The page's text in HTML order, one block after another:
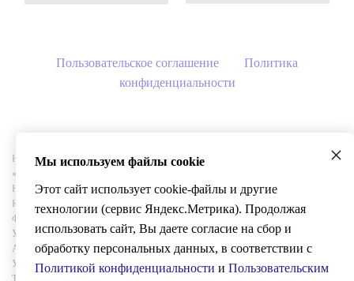
Пользовательское соглашение
Политика
конфиденциальности
Наименование предприятия(полное): Общество с ограниченной ответственностью
«АКАДЕМИЯ ПЛАСТМАСС»
Наименование предприятия (сокращенное): ООО «АКАДЕМИЯ ПЛАСТМАСС»
Юридический адрес: 603000, г. Нижний Новгород, ул. Ульянова д.7 помещ.П2
Фактический адрес: 603000, г. Нижний Новгород, ул. Ульянова д.7 помещ.П2
Учебно-производственный центр «Академия пластмасс»
Адрес места образовательной деятельности: 603000, г. Нижний Новгород, ул.
Ульянова д.7 помещ.П2 Учебно-производственный центр «Академия пластмасс»
Телефон: 8-800-600-18-31 E-mail: info@academy-polymer.ru
Мы используем файлы cookie
Этот сайт использует cookie-файлы и другие
технологии (сервис Яндекс.Метрика). Продолжая
использовать сайт, Вы даете согласие на сбор и
обработку персональных данных, в соответствии с
Политикой конфиденциальности и Пользовательским
×